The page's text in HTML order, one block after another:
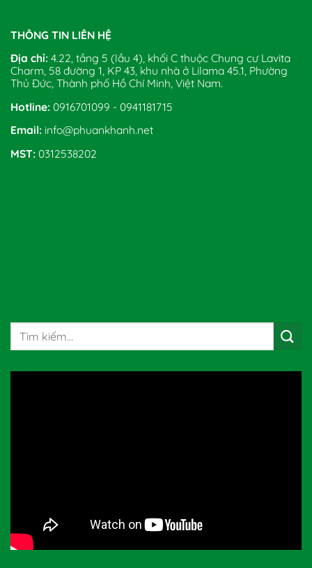
THÔNG TIN LIÊN HỆ
Địa chỉ: 4.22, tầng 5 (lầu 4), khối C thuộc Chung cư Lavita
Charm, 58 đường 1, KP 43, khu nhà ở Lilama 45.1, Phường
Thủ Đức, Thành phố Hồ Chí Minh, Việt Nam.
Hotline: 0916701099 - 0941181715
Email: info@phuankhanh.net
MST: 0312538202
Tìm